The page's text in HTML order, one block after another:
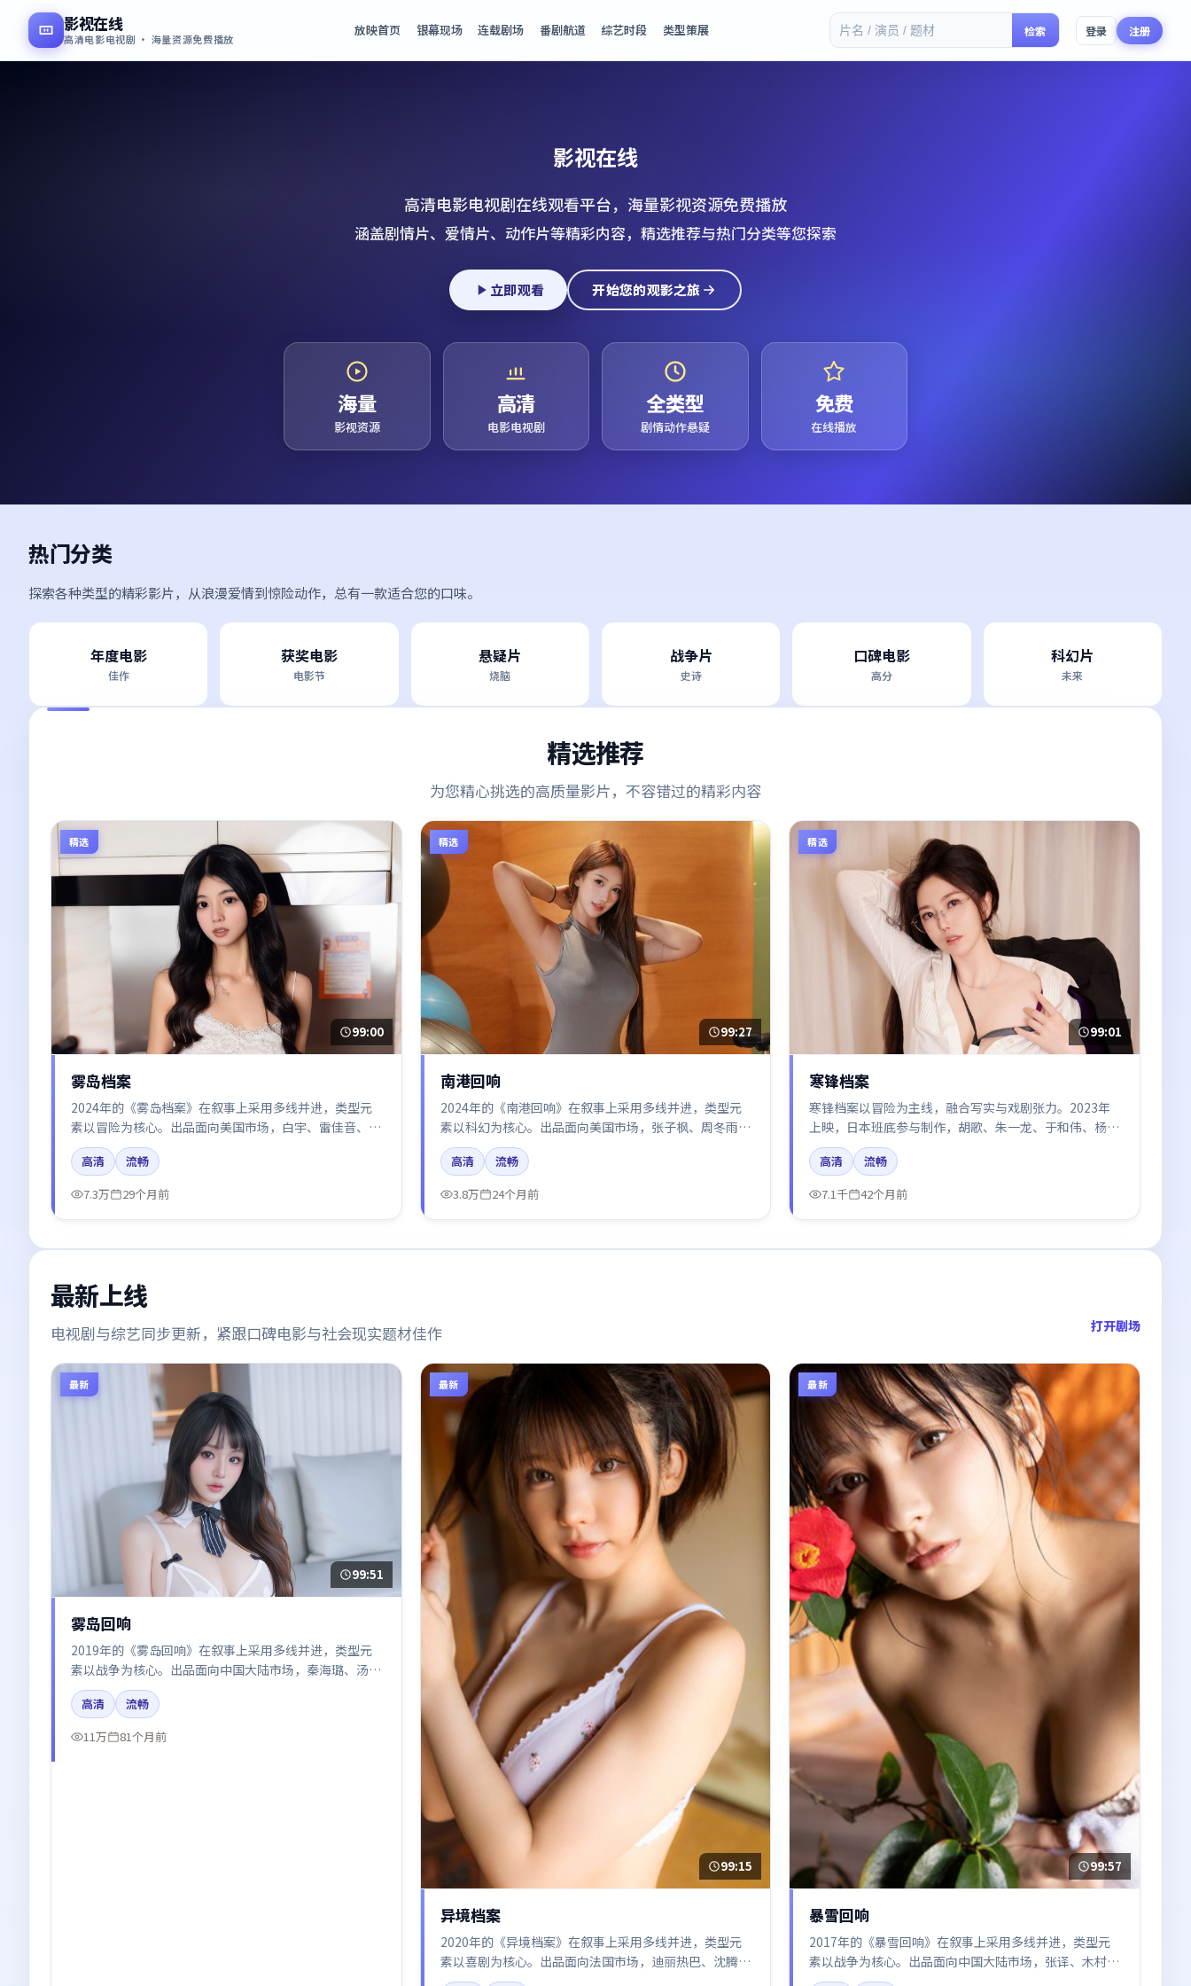
影视在线
高清电影电视剧 · 海量资源免费播放
放映首页 银幕现场 连载剧场 番剧航道 综艺时段 类型策展 检索 登录 注册
影视在线
高清电影电视剧在线观看平台，海量影视资源免费播放
涵盖剧情片、爱情片、动作片等精彩内容，精选推荐与热门分类等您探索
立即观看 开始您的观影之旅
海量
影视资源
高清
电影电视剧
全类型
剧情动作悬疑
免费
在线播放
热门分类
探索各种类型的精彩影片，从浪漫爱情到惊险动作，总有一款适合您的口味。
年度电影
佳作
获奖电影
电影节
悬疑片
烧脑
战争片
史诗
口碑电影
高分
科幻片
未来
精选推荐
为您精心挑选的高质量影片，不容错过的精彩内容
精选
99:00
雾岛档案
2024年的《雾岛档案》在叙事上采用多线并进，类型元
素以冒险为核心。出品面向美国市场，白宇、雷佳音、咏
梅、赵丽颖、周迅所饰角色推动关键反转，结尾留白引发
讨论。
高清
流畅
7.3万
29个月前
精选
99:27
南港回响
2024年的《南港回响》在叙事上采用多线并进，类型元
素以科幻为核心。出品面向美国市场，张子枫、周冬雨、
沈腾所饰角色推动关键反转，结尾留白引发讨论。
高清
流畅
3.8万
24个月前
精选
99:01
寒锋档案
寒锋档案以冒险为主线，融合写实与戏剧张力。2023年
上映，日本班底参与制作，胡歌、朱一龙、于和伟、杨幂
在片中呈现细腻表演，影像风格统一，配乐与剪辑强化了
情绪曲线。
高清
流畅
7.1千
42个月前
最新上线
电视剧与综艺同步更新，紧跟口碑电影与社会现实题材佳作 打开剧场
最新
99:51
雾岛回响
2019年的《雾岛回响》在叙事上采用多线并进，类型元
素以战争为核心。出品面向中国大陆市场，秦海璐、汤
唯、廖凡、刘亦菲所饰角色推动关键反转，结尾留白引发
讨论。
高清
流畅
11万
81个月前
最新
99:15
异境档案
2020年的《异境档案》在叙事上采用多线并进，类型元
素以喜剧为核心。出品面向法国市场，迪丽热巴、沈腾、
梁朝伟所饰角色推动关键反转，结尾留白引发讨论。
最新
99:57
暴雪回响
2017年的《暴雪回响》在叙事上采用多线并进，类型元
素以战争为核心。出品面向中国大陆市场，张译、木村拓
哉、河正宇、谭卓、王凯所饰角色推动关键反转，结尾留